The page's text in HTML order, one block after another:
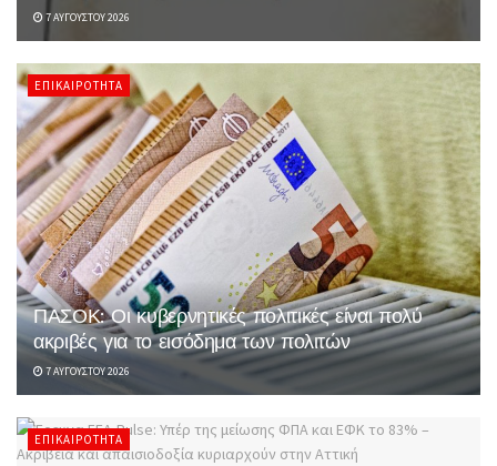
7 ΑΥΓΟΎΣΤΟΥ 2026
ΕΠΙΚΑΙΡΌΤΗΤΑ
ΠΑΣΟΚ: Οι κυβερνητικές πολιτικές είναι πολύ
ακριβές για το εισόδημα των πολιτών
7 ΑΥΓΟΎΣΤΟΥ 2026
ΕΠΙΚΑΙΡΌΤΗΤΑ